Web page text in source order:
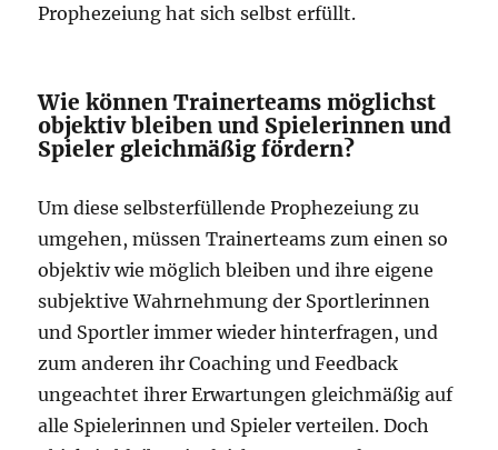
Prophezeiung hat sich selbst erfüllt.
Wie können Trainerteams möglichst
objektiv bleiben und Spielerinnen und
Spieler gleichmäßig fördern?
Um diese selbsterfüllende Prophezeiung zu
umgehen, müssen Trainerteams zum einen so
objektiv wie möglich bleiben und ihre eigene
subjektive Wahrnehmung der Sportlerinnen
und Sportler immer wieder hinterfragen, und
zum anderen ihr Coaching und Feedback
ungeachtet ihrer Erwartungen gleichmäßig auf
alle Spielerinnen und Spieler verteilen. Doch